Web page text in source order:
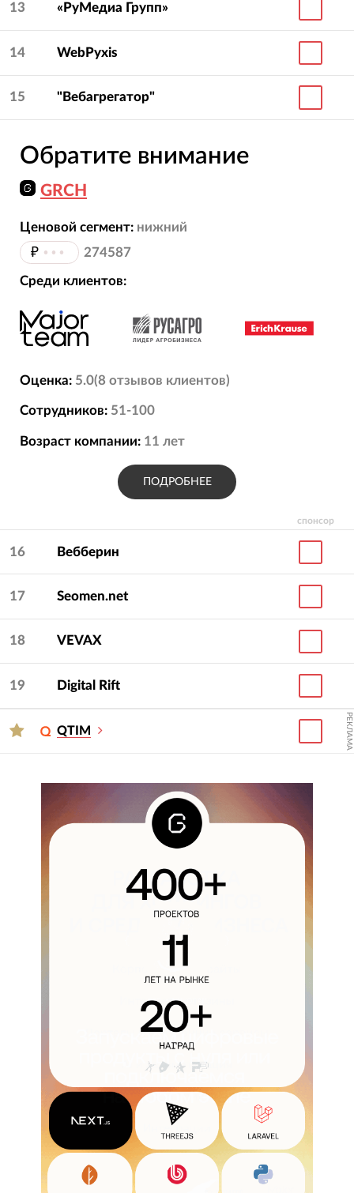
13 «РуМедиа Групп»
14 WebPyxis
15 "Вебагрегатор"
спонсор
Обратите внимание
GRCH
Ценовой сегмент: нижний
₽ ••• 274587
Среди клиентов:
Оценка: 5.0(8 отзывов клиентов)
Сотрудников: 51-100
Возраст компании: 11 лет
ПОДРОБНЕЕ
16 Вебберин
17 Seomen.net
18 VEVAX
19 Digital Rift
QTIM РЕКЛАМА